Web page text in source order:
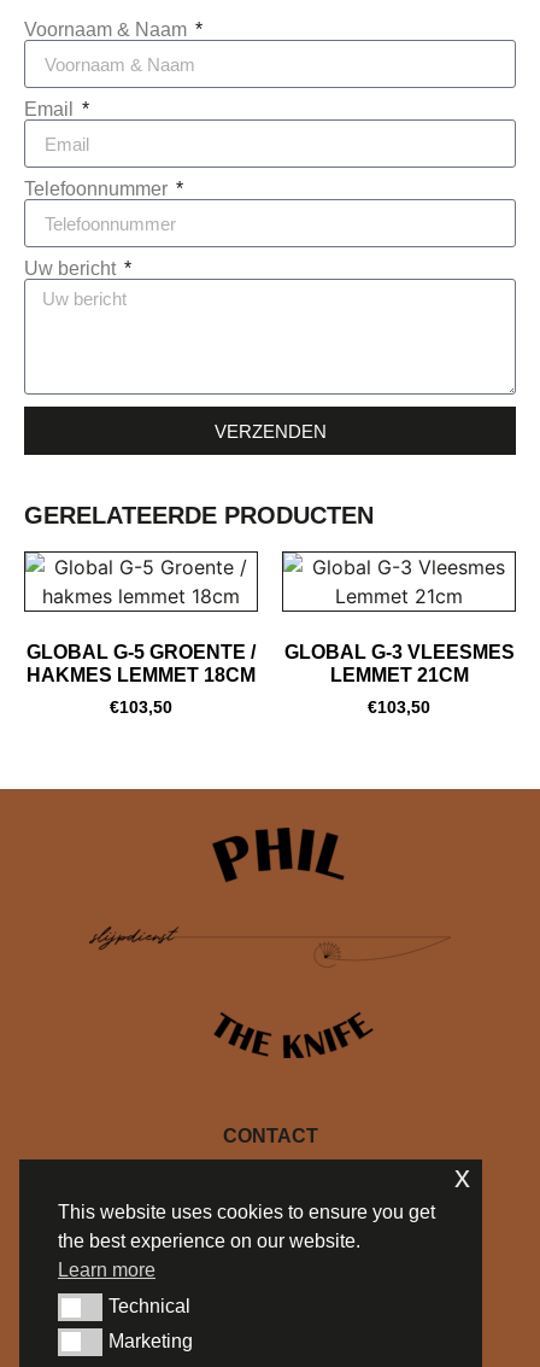
GERELATEERDE PRODUCTEN
GLOBAL G-5 GROENTE /
HAKMES LEMMET 18CM
€103,50
GLOBAL G-3 VLEESMES
LEMMET 21CM
€103,50
Voornaam & Naam
Email
Telefoonnummer
Uw bericht
VERZENDEN
CONTACT
info@philtheknife.be
BE 0754.714.537
This website uses cookies to ensure you get
the best experience on our website.
Learn more
TechnicalTechnical
MarketingMarketing
x